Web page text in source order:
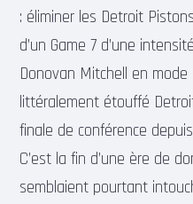
: éliminer les Detroit
d’un Game 7 d’une
Donovan Mitchell en
littéralement étouffé
finale de conférence
C’est la fin d’une ère de
semblaient pourtant